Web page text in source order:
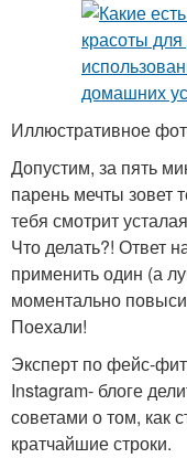
Иллюстративное
Допустим, за пять
парень мечты зовет
тебя смотрит
Что делать?! Ответ
применить один (а
моментально
Поехали!
Эксперт по фейс-
Instagram- блоге
советами о том, как
кратчайшие строки.